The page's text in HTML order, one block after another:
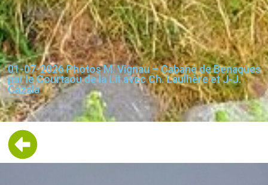
01-07-2026 Photos M. Vignau – Cabane de Benaques
par le Courtaou de la Lit avec Ch. Laulhère et J-J.
Cazala